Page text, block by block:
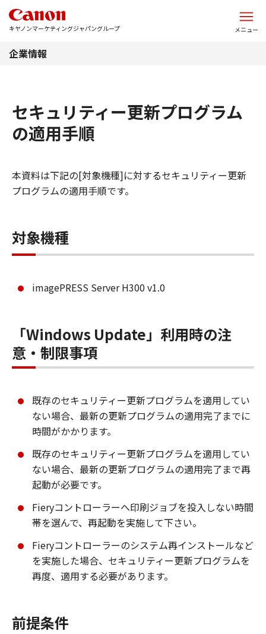
キヤノンマーケティングジャパングループ メニュー
企業情報
セキュリティー更新プログラム
の適用手順
本資料は下記の[対象機種]に対するセキュリティー更新
プログラムの適用手順です。
対象機種
imagePRESS Server H300 v1.0
「Windows Update」利用時の注
意・制限事項
既存のセキュリティー更新プログラムを適用してい
ない場合、最新の更新プログラムの適用完了までに
時間がかかります。
既存のセキュリティー更新プログラムを適用してい
ない場合、最新の更新プログラムの適用完了まで再
起動が必要です。
Fieryコントローラーへ印刷ジョブを投入しない時間
帯を選んで、再起動を実施して下さい。
Fieryコントローラーのシステム再インストールなど
を実施した場合、セキュリティー更新プログラムを
再度、適用する必要があります。
前提条件